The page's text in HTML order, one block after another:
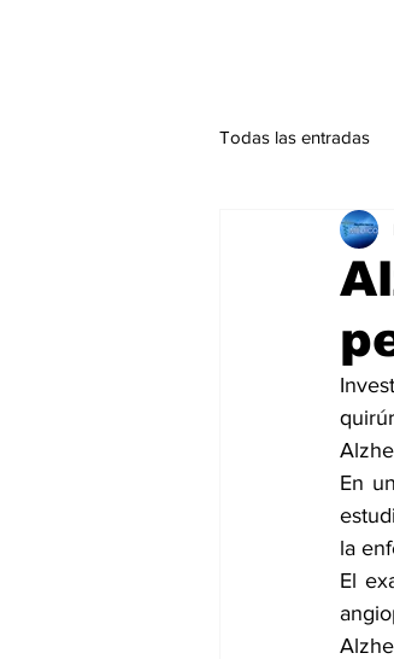
Todas las entradas
Actualidad
Endocrinología
Consulta
Especiales
dia mundial de
En
la
El